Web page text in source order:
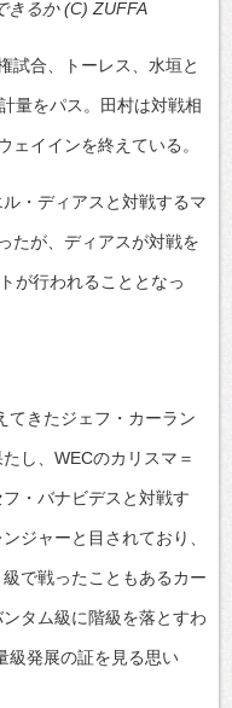
きるか (C) ZUFFA
試合、トーレス、水垣と
量をパス。田村は対戦相
イインを終えている。
・ディアスと対戦するマ
たが、ディアスが対戦を
が行われることとなっ
てきたジェフ・カーラン
し、WECのカリスマ＝
・バナビデスと対戦す
ジャーと目されており、
で戦ったこともあるカー
タム級に階級を落とすわ
級発展の証を見る思い